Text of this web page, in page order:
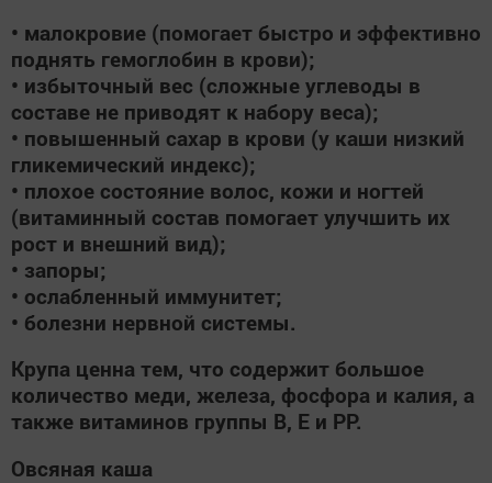
• малокровие (помогает быстро и эффективно
поднять гемоглобин в крови);
• избыточный вес (сложные углеводы в
составе не приводят к набору веса);
• повышенный сахар в крови (у каши низкий
гликемический индекс);
• плохое состояние волос, кожи и ногтей
(витаминный состав помогает улучшить их
рост и внешний вид);
• запоры;
• ослабленный иммунитет;
• болезни нервной системы.
Крупа ценна тем, что содержит большое
количество меди, железа, фосфора и калия, а
также витаминов группы В, E и РР.
Овсяная каша